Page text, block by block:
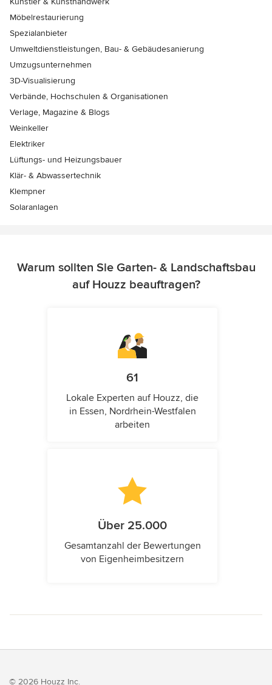
Möbelrestaurierung
Spezialanbieter
Umweltdienstleistungen, Bau- & Gebäudesanierung
Umzugsunternehmen
3D-Visualisierung
Verbände, Hochschulen & Organisationen
Verlage, Magazine & Blogs
Weinkeller
Elektriker
Lüftungs- und Heizungsbauer
Klär- & Abwassertechnik
Klempner
Solaranlagen
Warum sollten Sie Garten- & Landschaftsbau
auf Houzz beauftragen?
61
Lokale Experten auf Houzz, die
in Essen, Nordrhein-Westfalen
arbeiten
Über 25.000
Gesamtanzahl der Bewertungen
von Eigenheimbesitzern
© 2026 Houzz Inc.